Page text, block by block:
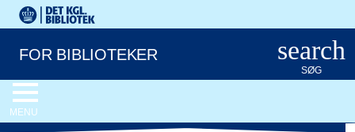
Gå til hovedindholdet
Det Kongelige Biblioteks logo. Gå til Det Kongelige
FOR BIBLIOTEKER search
SØG
MENU